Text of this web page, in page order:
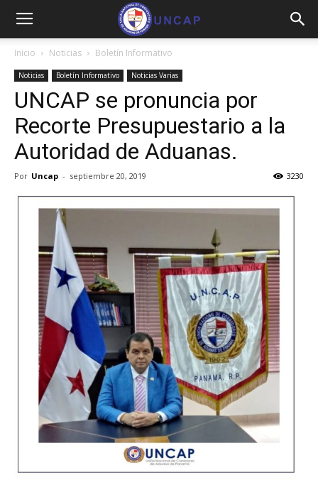
Inicio Noticias Boletín Informativo
Noticias Boletín Informativo Noticias Varias
UNCAP se pronuncia por
Recorte Presupuestario a la
Autoridad de Aduanas.
Por Uncap - septiembre 20, 2019 3230